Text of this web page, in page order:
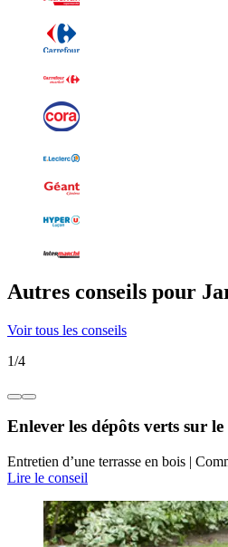
Autres conseils pour
Voir tous les conseils
1/4
Enlever les dépôts verts sur le
Entretien d’une terrasse en bois |
Lire le conseil